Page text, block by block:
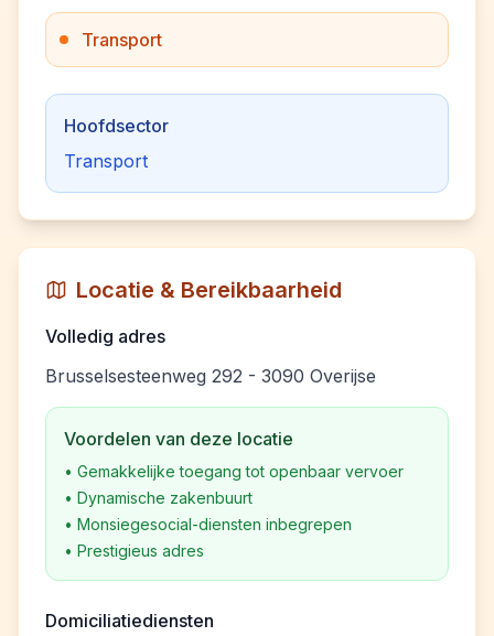
Transport
Hoofdsector
Transport
Locatie & Bereikbaarheid
Volledig adres
Brusselsesteenweg 292 - 3090 Overijse
Voordelen van deze locatie
• Gemakkelijke toegang tot openbaar vervoer
• Dynamische zakenbuurt
• Monsiegesocial-diensten inbegrepen
• Prestigieus adres
Domiciliatiediensten